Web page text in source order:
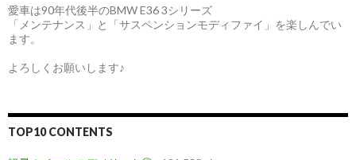
愛車は90年代後半のBMW E36 3シリーズ
「メンテナンス」と「サスペンションモディファイ」を楽しんでい
ます。
よろしくお願いします♪
TOP10 CONTENTS